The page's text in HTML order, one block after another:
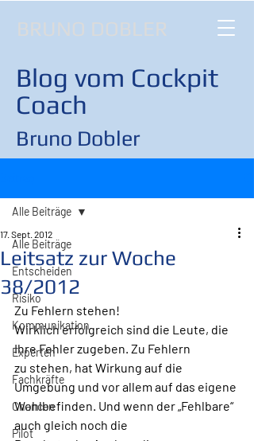
BRUNO DOBLER
Blog vom Cockpit
Coach
Bruno Dobler
Alle Beiträge
Entscheiden
Risiko
Kommunikation
Experten
Fachkräfte
Chancen
Pilot
Alle Beiträge
Leitsatz zur Woche
38/2012
17. Sept. 2012
Zu Fehlern stehen!
Wirklich erfolgreich sind die Leute, die
Ihre Fehler zugeben. Zu Fehlern
zu stehen, hat Wirkung auf die
Umgebung und vor allem auf das eigene
Wohlbefinden. Und wenn der „Fehlbare“
auch gleich noch die